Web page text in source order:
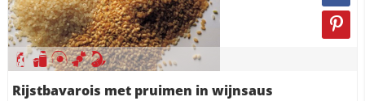
Rijstbavarois met pruimen in wijnsaus